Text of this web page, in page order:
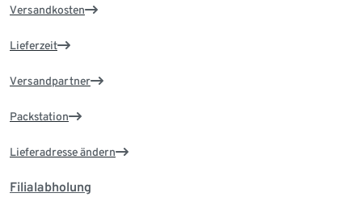
Versandkosten
Lieferzeit
Versandpartner
Packstation
Lieferadresse ändern
Filialabholung